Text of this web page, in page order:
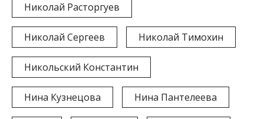
Николай Расторгуев
Николай Сергеев Николай Тимохин
Никольский Константин
Нина Кузнецова Нина Пантелеева